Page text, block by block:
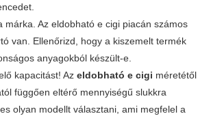
márka. Az eldobható e cigi piacán számos
van. Ellenőrizd, hogy a kiszemelt termék
anyagokból készült-e.
kapacitást! Az eldobható e cigi méretétől
függően eltérő mennyiségű slukkra
olyan modellt választani, ami megfelel a